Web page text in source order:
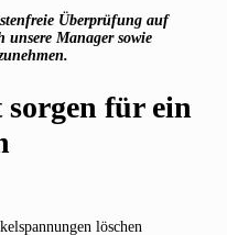
Überprüfung auf
Manager sowie
für ein
löschen